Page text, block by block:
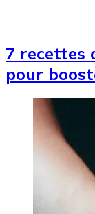
7 recettes
pour
Image